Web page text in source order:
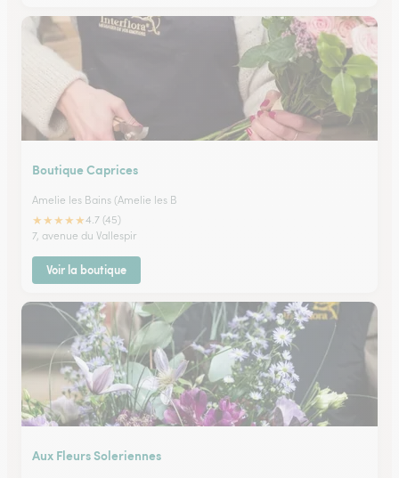
Boutique Caprices
Amelie les Bains (Amelie les B
★★★★★4.7 (45)
7, avenue du Vallespir
Voir la boutique
Aux Fleurs Soleriennes